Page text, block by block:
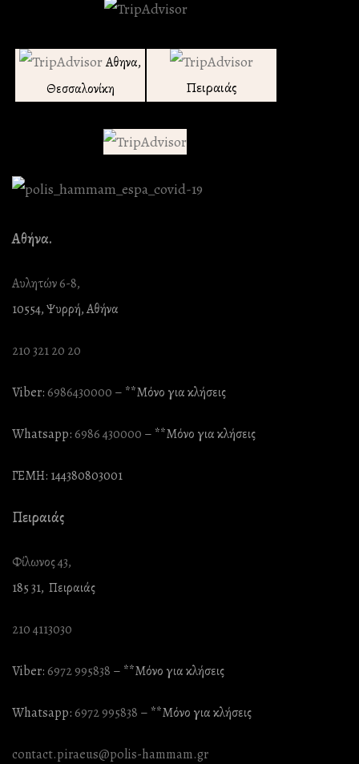
Αθηνα,
Θεσσαλονίκη
Πειραιάς
Αθήνα.
Αυλητών 6-8,
10554, Ψυρρή, Αθήνα
210 321 20 20
Viber:6986430000 – **Mόνο για κλήσεις
Whatsapp:6986 430000 – **Mόνο για κλήσεις
ΓΕΜΗ: 144380803001
Πειραιάς
Φίλωνος 43,
185 31, Πειραιάς
210 4113030
Viber:6972 995838 – **Mόνο για κλήσεις
Whatsapp:6972 995838 – **Mόνο για κλήσεις
contact.piraeus@polis-hammam.gr